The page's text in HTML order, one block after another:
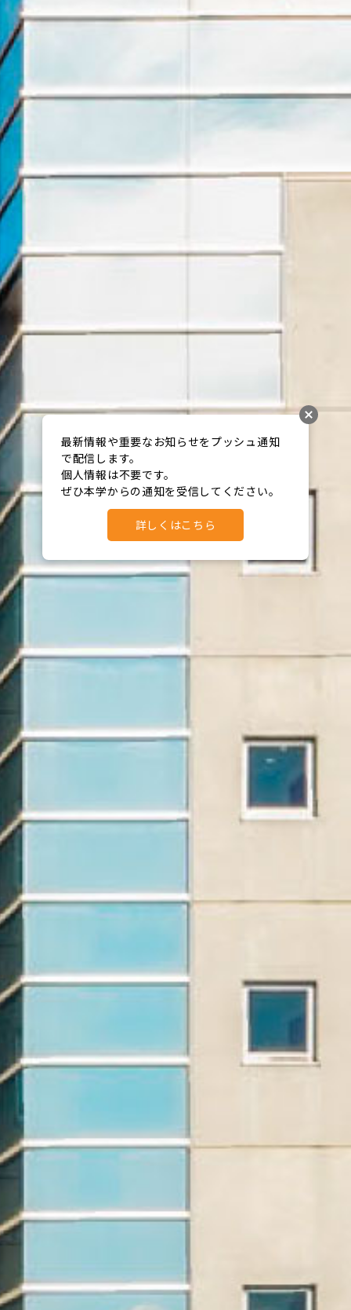
最新情報や重要なお知らせをプッシュ通知
で配信します。
個人情報は不要です。
ぜひ本学からの通知を受信してください。
詳しくはこちら